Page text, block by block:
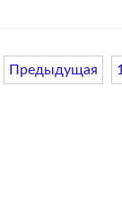
Предыдущая 1